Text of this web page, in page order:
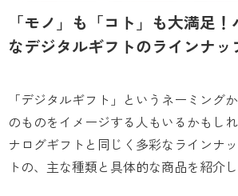
「モノ」も「コト」も大満足
なデジタルギフトのラインナッ
「デジタルギフト」というネーミング
のものをイメージする人もいるかもし
ナログギフトと同じく多彩なラインナ
トの、主な種類と具体的な商品を紹介し